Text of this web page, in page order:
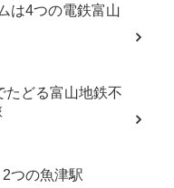
は4つの電鉄富山
たどる富山地鉄不
つの魚津駅